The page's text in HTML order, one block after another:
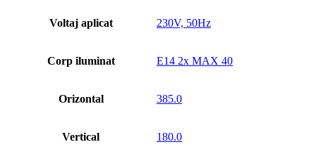
Voltaj aplicat 230V, 50Hz
Corp iluminat E14 2x MAX 40
Orizontal 385.0
Vertical 180.0